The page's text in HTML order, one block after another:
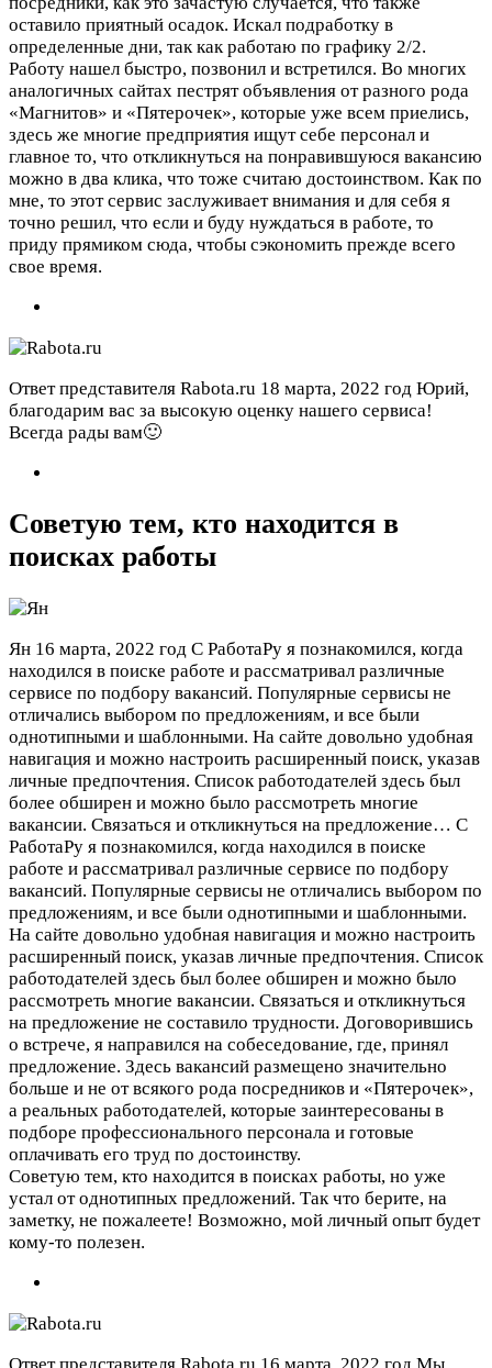
оставило приятный осадок. Искал подработку в
определенные дни, так как работаю по графику 2/2.
Работу нашел быстро, позвонил и встретился. Во многих
аналогичных сайтах пестрят объявления от разного рода
«Магнитов» и «Пятерочек», которые уже всем приелись,
здесь же многие предприятия ищут себе персонал и
главное то, что откликнуться на понравившуюся вакансию
можно в два клика, что тоже считаю достоинством. Как по
мне, то этот сервис заслуживает внимания и для себя я
точно решил, что если и буду нуждаться в работе, то
приду прямиком сюда, чтобы сэкономить прежде всего
свое время.
Ответ представителя Rabota.ru 18 марта, 2022 год Юрий,
благодарим вас за высокую оценку нашего сервиса!
Всегда рады вам🙂
Советую тем, кто находится в
поисках работы
Ян 16 марта, 2022 год С РаботаРу я познакомился, когда
находился в поиске работе и рассматривал различные
сервисе по подбору вакансий. Популярные сервисы не
отличались выбором по предложениям, и все были
однотипными и шаблонными. На сайте довольно удобная
навигация и можно настроить расширенный поиск, указав
личные предпочтения. Список работодателей здесь был
более обширен и можно было рассмотреть многие
вакансии. Связаться и откликнуться на предложение… С
РаботаРу я познакомился, когда находился в поиске
работе и рассматривал различные сервисе по подбору
вакансий. Популярные сервисы не отличались выбором по
предложениям, и все были однотипными и шаблонными.
На сайте довольно удобная навигация и можно настроить
расширенный поиск, указав личные предпочтения. Список
работодателей здесь был более обширен и можно было
рассмотреть многие вакансии. Связаться и откликнуться
на предложение не составило трудности. Договорившись
о встрече, я направился на собеседование, где, принял
предложение. Здесь вакансий размещено значительно
больше и не от всякого рода посредников и «Пятерочек»,
а реальных работодателей, которые заинтересованы в
подборе профессионального персонала и готовые
оплачивать его труд по достоинству.
Советую тем, кто находится в поисках работы, но уже
устал от однотипных предложений. Так что берите, на
заметку, не пожалеете! Возможно, мой личный опыт будет
кому-то полезен.
Ответ представителя Rabota.ru 16 марта, 2022 год Мы